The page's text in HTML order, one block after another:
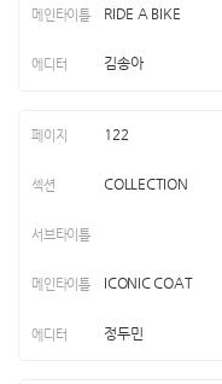
RIDE A BIKE
김송아
122
COLLECTION
ICONIC COAT
정두민